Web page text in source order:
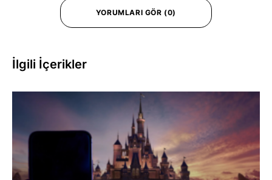
YORUMLARI GÖR (0)
İlgili İçerikler